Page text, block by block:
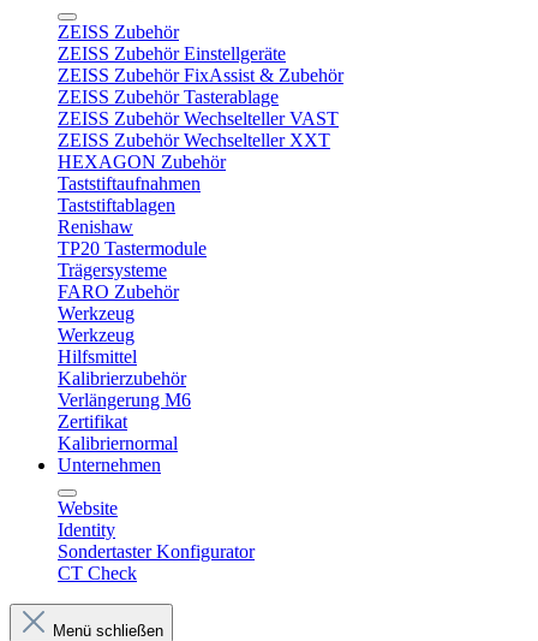
ZEISS Zubehör
ZEISS Zubehör Einstellgeräte
ZEISS Zubehör FixAssist & Zubehör
ZEISS Zubehör Tasterablage
ZEISS Zubehör Wechselteller VAST
ZEISS Zubehör Wechselteller XXT
HEXAGON Zubehör
Taststiftaufnahmen
Taststiftablagen
Renishaw
TP20 Tastermodule
Trägersysteme
FARO Zubehör
Werkzeug
Werkzeug
Hilfsmittel
Kalibrierzubehör
Verlängerung M6
Zertifikat
Kalibriernormal
Unternehmen
Website
Identity
Sondertaster Konfigurator
CT Check
Menü schließen